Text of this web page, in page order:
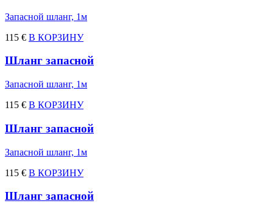
Запасной шланг, 1м
115 € В КОРЗИНУ
Шланг запасной
Запасной шланг, 1м
115 € В КОРЗИНУ
Шланг запасной
Запасной шланг, 1м
115 € В КОРЗИНУ
Шланг запасной